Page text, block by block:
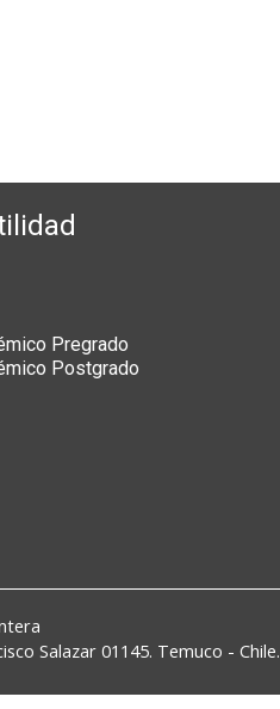
Pregrado
Postgrado
Salazar 01145. Temuco - Chile.